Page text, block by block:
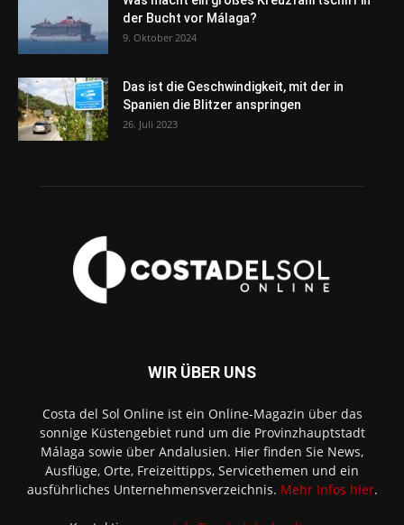
der Bucht vor Málaga?
9. Oktober 2024
Das ist die Geschwindigkeit, mit der in
Spanien die Blitzer anspringen
26. Juli 2023
WIR ÜBER UNS
Costa del Sol Online ist ein Online-Magazin über das
sonnige Küstengebiet rund um die Provinzhauptstadt
Málaga sowie über Andalusien. Hier finden Sie News,
Ausflüge, Orte, Freizeittipps, Servicethemen und ein
ausführliches Unternehmensverzeichnis. Mehr Infos hier.